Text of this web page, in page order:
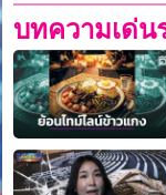
บทความเด่น